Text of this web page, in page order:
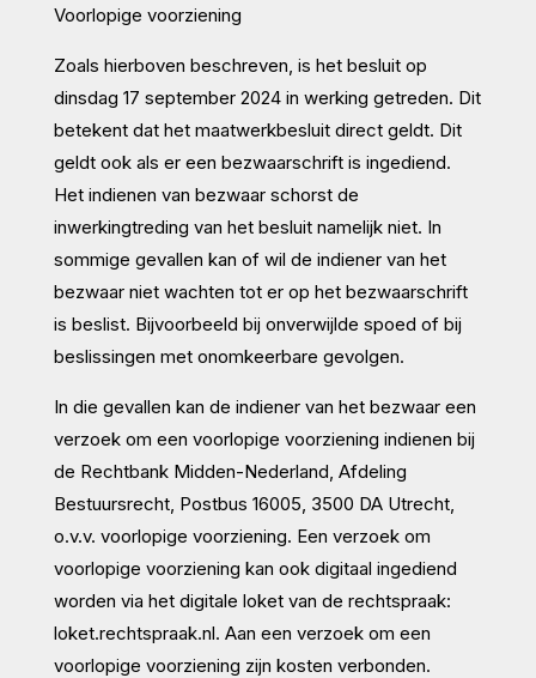
Voorlopige voorziening
Zoals hierboven beschreven, is het besluit op
dinsdag 17 september 2024 in werking getreden. Dit
betekent dat het maatwerkbesluit direct geldt. Dit
geldt ook als er een bezwaarschrift is ingediend.
Het indienen van bezwaar schorst de
inwerkingtreding van het besluit namelijk niet. In
sommige gevallen kan of wil de indiener van het
bezwaar niet wachten tot er op het bezwaarschrift
is beslist. Bijvoorbeeld bij onverwijlde spoed of bij
beslissingen met onomkeerbare gevolgen.
In die gevallen kan de indiener van het bezwaar een
verzoek om een voorlopige voorziening indienen bij
de Rechtbank Midden-Nederland, Afdeling
Bestuursrecht, Postbus 16005, 3500 DA Utrecht,
o.v.v. voorlopige voorziening. Een verzoek om
voorlopige voorziening kan ook digitaal ingediend
worden via het digitale loket van de rechtspraak:
loket.rechtspraak.nl. Aan een verzoek om een
voorlopige voorziening zijn kosten verbonden.